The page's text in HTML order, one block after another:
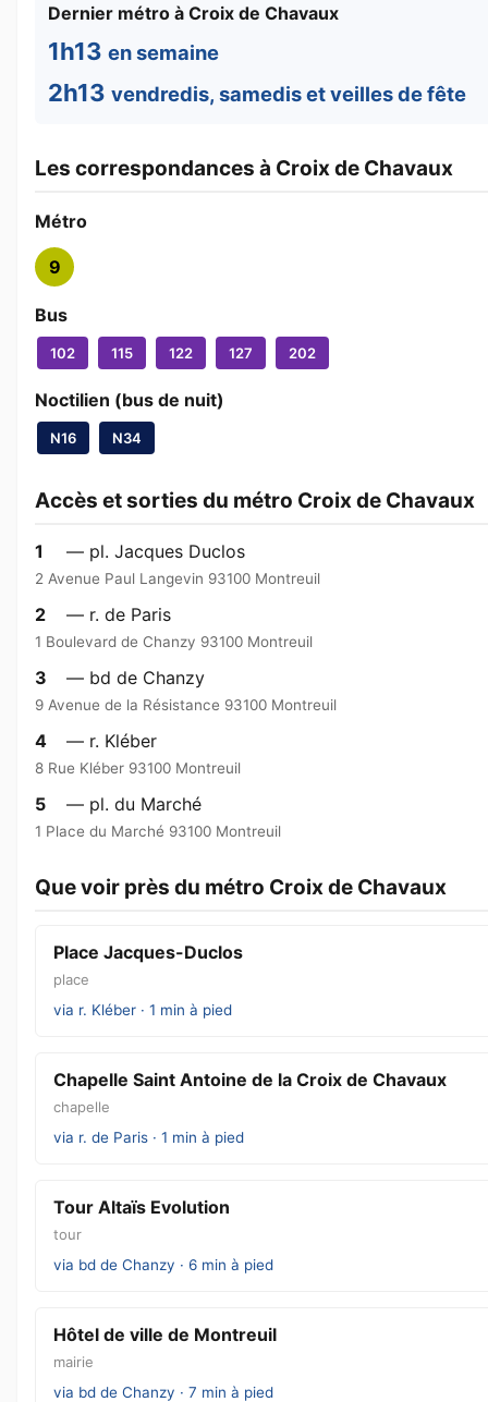
Dernier métro à Croix de Chavaux
1h13 en semaine
2h13 vendredis, samedis et veilles de fête
Les correspondances à Croix de Chavaux
Métro
9
Bus
102 115 122 127 202
Noctilien (bus de nuit)
N16 N34
Accès et sorties du métro Croix de Chavaux
1 — pl. Jacques Duclos
2 Avenue Paul Langevin 93100 Montreuil
2 — r. de Paris
1 Boulevard de Chanzy 93100 Montreuil
3 — bd de Chanzy
9 Avenue de la Résistance 93100 Montreuil
4 — r. Kléber
8 Rue Kléber 93100 Montreuil
5 — pl. du Marché
1 Place du Marché 93100 Montreuil
Que voir près du métro Croix de Chavaux
Place Jacques-Duclos
place
via r. Kléber · 1 min à pied
Chapelle Saint Antoine de la Croix de Chavaux
chapelle
via r. de Paris · 1 min à pied
Tour Altaïs Evolution
tour
via bd de Chanzy · 6 min à pied
Hôtel de ville de Montreuil
mairie
via bd de Chanzy · 7 min à pied